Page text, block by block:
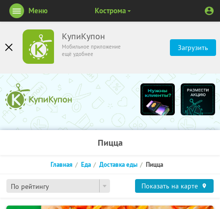
КупиКупон
Мобильное приложение
ещё удобнее
Загрузить
Меню Кострома
Пицца
По рейтингу
Главная Еда Доставка еды Пицца
Показать на карте